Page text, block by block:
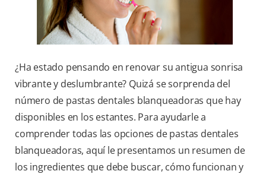
¿Ha estado pensando en renovar su antigua sonrisa
vibrante y deslumbrante? Quizá se sorprenda del
número de pastas dentales blanqueadoras que hay
disponibles en los estantes. Para ayudarle a
comprender todas las opciones de pastas dentales
blanqueadoras, aquí le presentamos un resumen de
los ingredientes que debe buscar, cómo funcionan y